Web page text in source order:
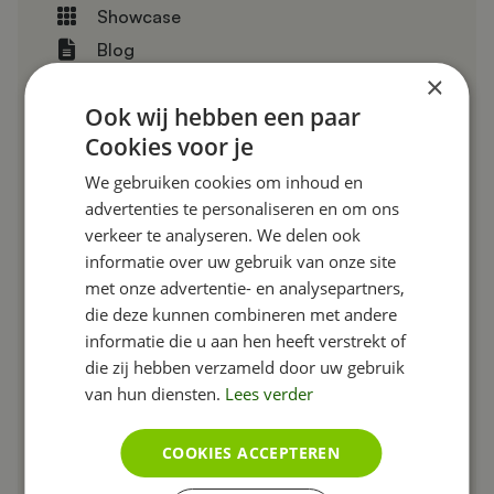
Showcase
Blog
Referenties
Fotoalbums
Voor en na
Team
Nieuws
Agenda
Producten
FAQ
Footer
Bestandsbeheer
Gebruikers
×
Ook wij hebben een paar
Cookies voor je
We gebruiken cookies om inhoud en
advertenties te personaliseren en om ons
verkeer te analyseren. We delen ook
informatie over uw gebruik van onze site
met onze advertentie- en analysepartners,
die deze kunnen combineren met andere
informatie die u aan hen heeft verstrekt of
die zij hebben verzameld door uw gebruik
van hun diensten. Lees verder
COOKIES ACCEPTEREN